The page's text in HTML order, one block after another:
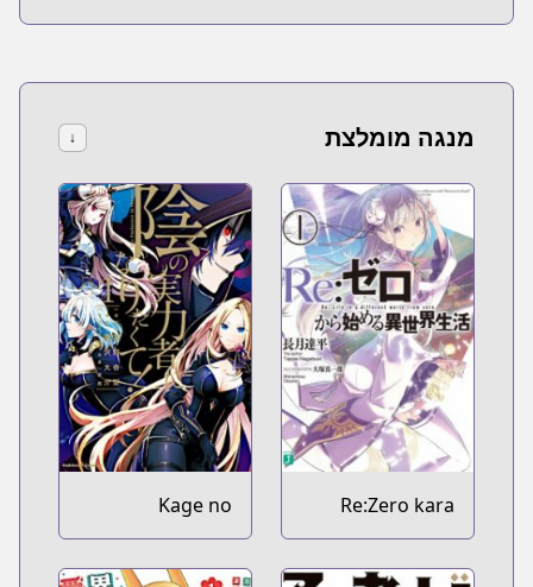
מנגה מומלצת ↓
Re:Zero kara
Hajimeru Isekai
Seikatsu
Kage no
Jitsuryokusha ni
Naritakute!